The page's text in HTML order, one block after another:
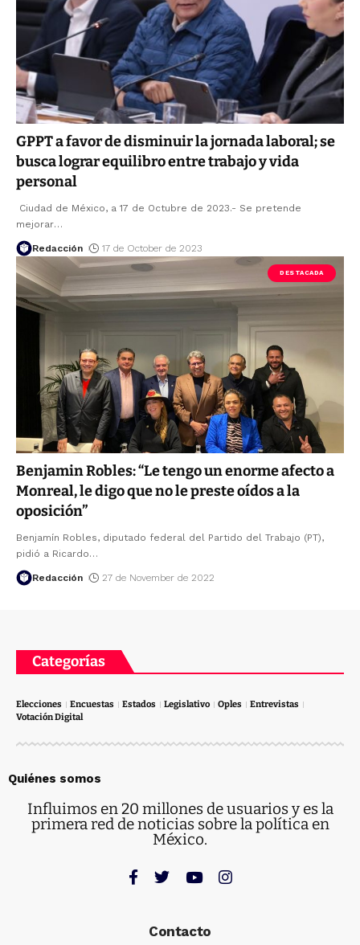
GPPT a favor de disminuir la jornada laboral; se
busca lograr equilibro entre trabajo y vida
personal
Ciudad de México, a 17 de Octubre de 2023.- Se pretende
mejorar…
Redacción 17 de October de 2023
DESTACADA
Benjamin Robles: “Le tengo un enorme afecto a
Monreal, le digo que no le preste oídos a la
oposición”
Benjamín Robles, diputado federal del Partido del Trabajo (PT),
pidió a Ricardo…
Redacción 27 de November de 2022
Categorías
Elecciones Encuestas Estados Legislativo Oples
Entrevistas
Votación Digital
Quiénes somos
Influimos en 20 millones de usuarios y es la
primera red de noticias sobre la política en
México.
Contacto